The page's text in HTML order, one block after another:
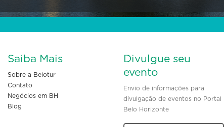
Saiba Mais
Sobre a Belotur
Contato
Negócios em BH
Blog
Divulgue seu
evento
Envio de informações para
divulgação de eventos no Portal
Belo Horizonte